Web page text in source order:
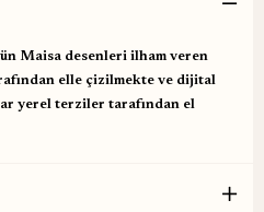
Maisa desenleri ilham veren
elle çizilmekte ve dijital
yerel terziler tarafından el